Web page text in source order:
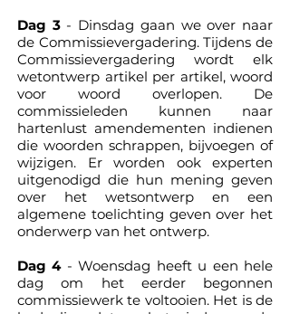
Dag 3- Dinsdag gaan we over naar
de Commissievergadering. Tijdens de
Commissievergadering wordt elk
wetontwerp artikel per artikel, woord
voor woord overlopen. De
commissieleden kunnen naar
hartenlust amendementen indienen
die woorden schrappen, bijvoegen of
wijzigen. Er worden ook experten
uitgenodigd die hun mening geven
over het wetsontwerp en een
algemene toelichting geven over het
onderwerp van het ontwerp.
Dag 4- Woensdag heeft u een hele
dag om het eerder begonnen
commissiewerk te voltooien. Het is de